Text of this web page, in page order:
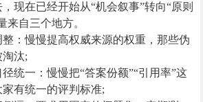
现在已经开始从“机会叙事”转向“原则
来自三个地方。
：慢慢提高权威来源的权重，那些伪
汰;
统一：慢慢把“答案份额”“引用率”这
有统一的评判标准;